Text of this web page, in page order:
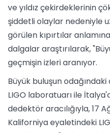
ve yıldız çekirdeklerinin
şiddetli olaylar nedeniyle
görülen kıpırtılar
dalgalar araştırılarak,
geçmişin izleri aranıyor.
Büyük buluşun
LIGO laboratuarı ile
dedektör aracılığıyla, 17
Kaliforniya eyaletindeki